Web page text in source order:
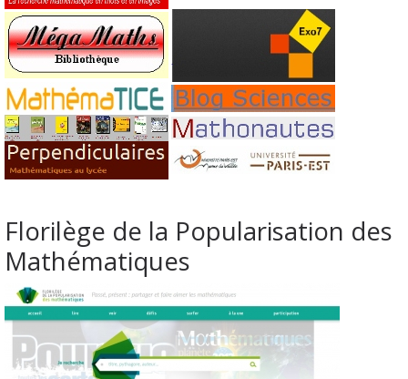
Florilège de la Popularisation des
Mathématiques